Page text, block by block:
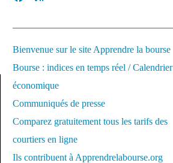
Bienvenue sur le site Apprendre la bourse
Bourse : indices en temps réel / Calendrier
économique
Communiqués de presse
Comparez gratuitement tous les tarifs des
courtiers en ligne
Ils contribuent à Apprendrelabourse.org